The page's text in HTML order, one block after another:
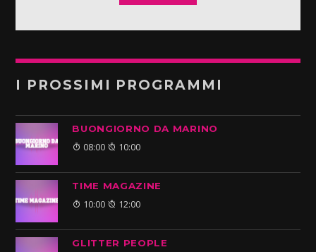
I PROSSIMI PROGRAMMI
BUONGIORNO DA MARINO
08:00 10:00
TIME MAGAZINE
10:00 12:00
GLITTER PEOPLE